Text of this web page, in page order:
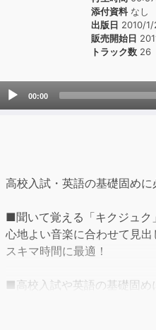
添付資料なし
出版日 2010/1/
販売開始日
トラック数26
Audio
00:00
高校入試・英語の基礎固め
■聞いて覚える「キクジュク
心地よい音楽に合わせて見
スキマ時間に最適！
■高校入試や英語の基礎固
中学英語教科書と最新の言